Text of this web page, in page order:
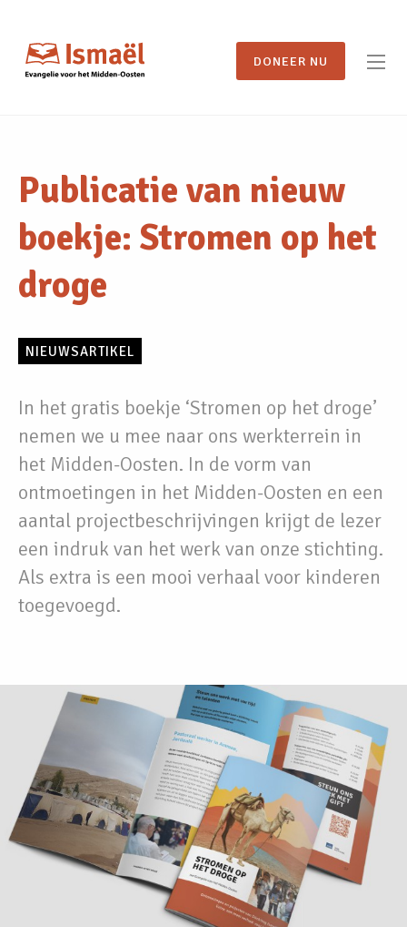
DONEER NU
Publicatie van nieuw
boekje: Stromen op het
droge
NIEUWSARTIKEL
In het gratis boekje ‘Stromen op het droge’
nemen we u mee naar ons werkterrein in
het Midden-Oosten. In de vorm van
ontmoetingen in het Midden-Oosten en een
aantal projectbeschrijvingen krijgt de lezer
een indruk van het werk van onze stichting.
Als extra is een mooi verhaal voor kinderen
toegevoegd.